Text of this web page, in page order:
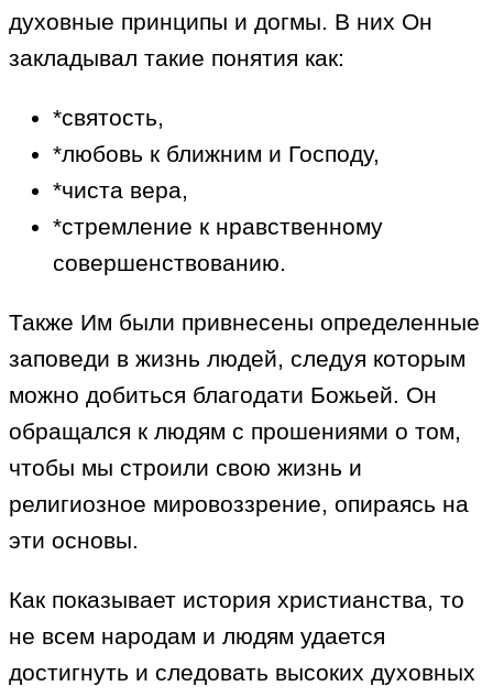
духовные принципы и догмы. В них Он
закладывал такие понятия как:
*святость,
*любовь к ближним и Господу,
*чиста вера,
*стремление к нравственному
совершенствованию.
Также Им были привнесены определенные
заповеди в жизнь людей, следуя которым
можно добиться благодати Божьей. Он
обращался к людям с прошениями о том,
чтобы мы строили свою жизнь и
религиозное мировоззрение, опираясь на
эти основы.
Как показывает история христианства, то
не всем народам и людям удается
достигнуть и следовать высоких духовных